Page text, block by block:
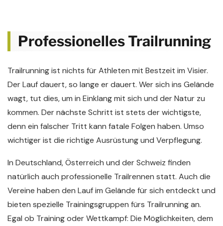
Professionelles Trailrunning
Trailrunning ist nichts für Athleten mit Bestzeit im Visier.
Der Lauf dauert, so lange er dauert. Wer sich ins Gelände
wagt, tut dies, um in Einklang mit sich und der Natur zu
kommen. Der nächste Schritt ist stets der wichtigste,
denn ein falscher Tritt kann fatale Folgen haben. Umso
wichtiger ist die richtige Ausrüstung und Verpflegung.
In Deutschland, Österreich und der Schweiz finden
natürlich auch professionelle Trailrennen statt. Auch die
Vereine haben den Lauf im Gelände für sich entdeckt und
bieten spezielle Trainingsgruppen fürs Trailrunning an.
Egal ob Training oder Wettkampf: Die Möglichkeiten, dem